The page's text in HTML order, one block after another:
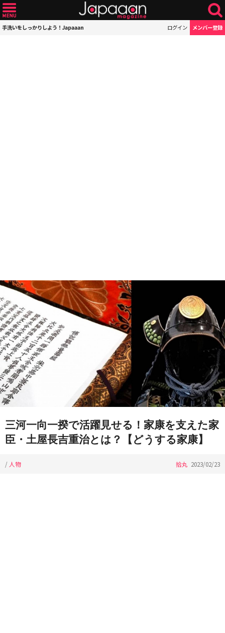
手洗いをしっかりしよう！Japaaan ログイン メンバー登録
三河一向一揆で活躍見せる！家康を支えた家
臣・土屋長吉重治とは？【どうする家康】
/ 人物 拾丸 2023/02/23